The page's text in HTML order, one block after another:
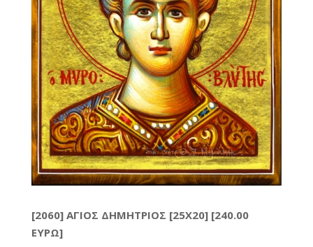
[2060] ΑΓΙΟΣ ΔΗΜΗΤΡΙΟΣ [25X20] [240.00
ΕΥΡΩ]